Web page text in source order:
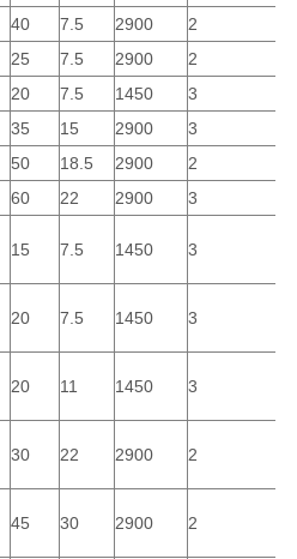
40 7.5 2900 2
25 7.5 2900 2
20 7.5 1450 3
35 15 2900 3
50 18.5 2900 2
60 22 2900 3
15 7.5 1450 3
20 7.5 1450 3
20 11 1450 3
30 22 2900 2
45 30 2900 2